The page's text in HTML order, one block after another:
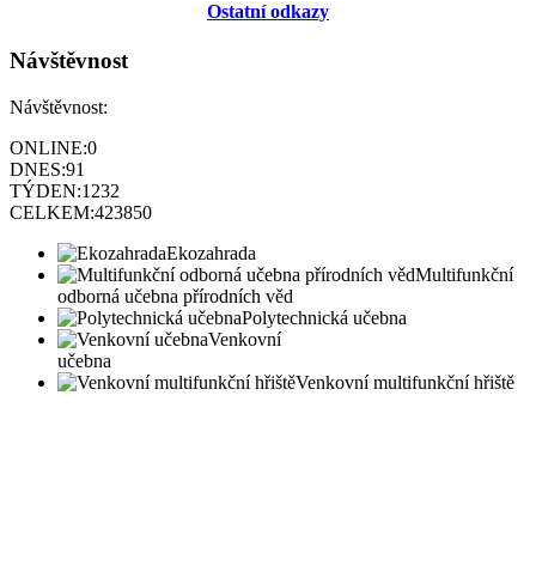
Ostatní odkazy
Návštěvnost
Návštěvnost:
ONLINE:0
DNES:91
TÝDEN:1232
CELKEM:423850
Ekozahrada
Multifunkční
odborná učebna přírodních věd
Polytechnická učebna
Venkovní
učebna
Venkovní multifunkční hřiště